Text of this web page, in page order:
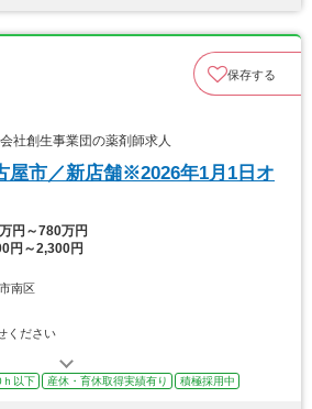
保存する
社創生事業団の薬剤師求人
屋市／新店舗※2026年1月1日オ
円～780万円
円～2,300円
南区
ください
以下 産休・育休取得実績有り 積極採用中